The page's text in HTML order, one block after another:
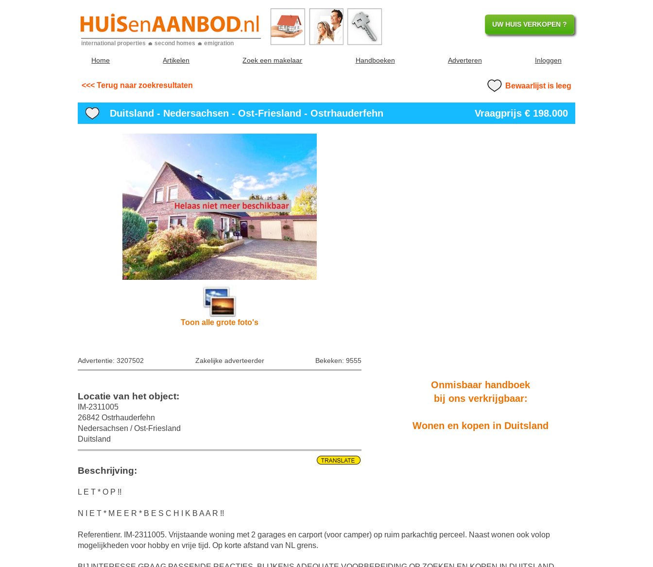
international properties second homes emigration
UW HUIS VERKOPEN ?
Home Artikelen Zoek een makelaar Handboeken Adverteren Inloggen
<<< Terug naar zoekresultaten Bewaarlijst is leeg
Duitsland - Nedersachsen - Ost-Friesland - Ostrhauderfehn Vraagprijs € 198.000
Toon alle grote foto's
Advertentie: 3207502 Zakelijke adverteerder Bekeken: 9555
Onmisbaar handboek
bij ons verkrijgbaar:
Wonen en kopen in Duitsland
Locatie van het object:
IM-2311005
26842 Ostrhauderfehn
Nedersachsen / Ost-Friesland
Duitsland
Beschrijving:
L E T * O P !!
N I E T * M E E R * B E S C H I K B A A R !!
Referentienr. IM-2311005. Vrijstaande woning met 2 garages en carport (voor camper) op ruim parkachtig perceel. Naast wonen ook volop
mogelijkheden voor hobby en vrije tijd. Op korte afstand van NL grens.